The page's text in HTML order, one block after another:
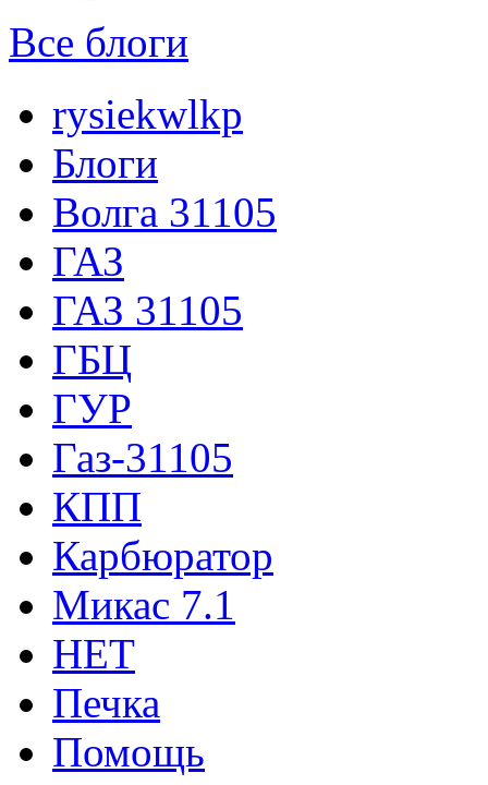
Все блоги
rysiekwlkp
Блоги
Волга 31105
ГАЗ
ГАЗ 31105
ГБЦ
ГУР
Газ-31105
КПП
Карбюратор
Микас 7.1
НЕТ
Печка
Помощь